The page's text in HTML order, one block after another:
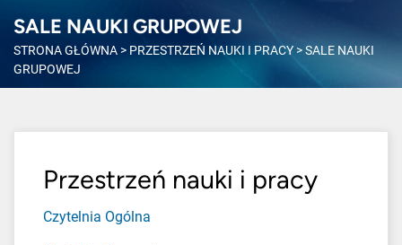
SALE NAUKI GRUPOWEJ
STRONA GŁÓWNA > PRZESTRZEŃ NAUKI I PRACY >SALE NAUKI
GRUPOWEJ
Przestrzeń nauki i pracy
Czytelnia Ogólna